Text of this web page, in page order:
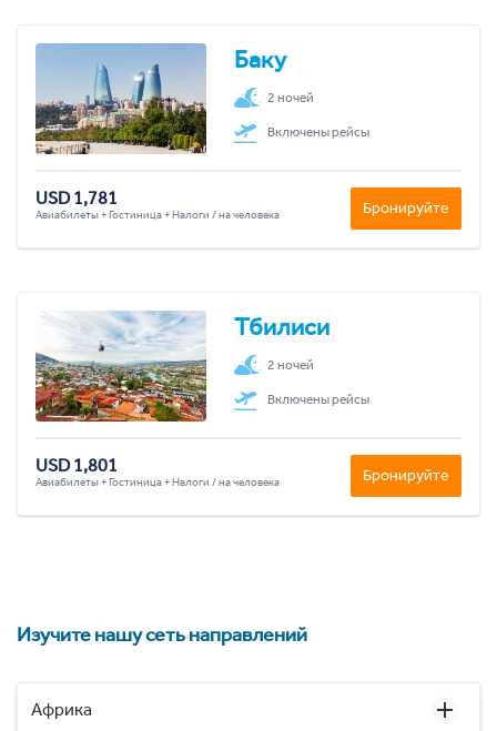
Баку
2 ночей
Включены рейсы
USD 1,781
Авиабилеты + Гостиница + Налоги / на человека Бронируйте
Тбилиси
2 ночей
Включены рейсы
USD 1,801
Авиабилеты + Гостиница + Налоги / на человека Бронируйте
Изучите нашу сеть направлений
Африка